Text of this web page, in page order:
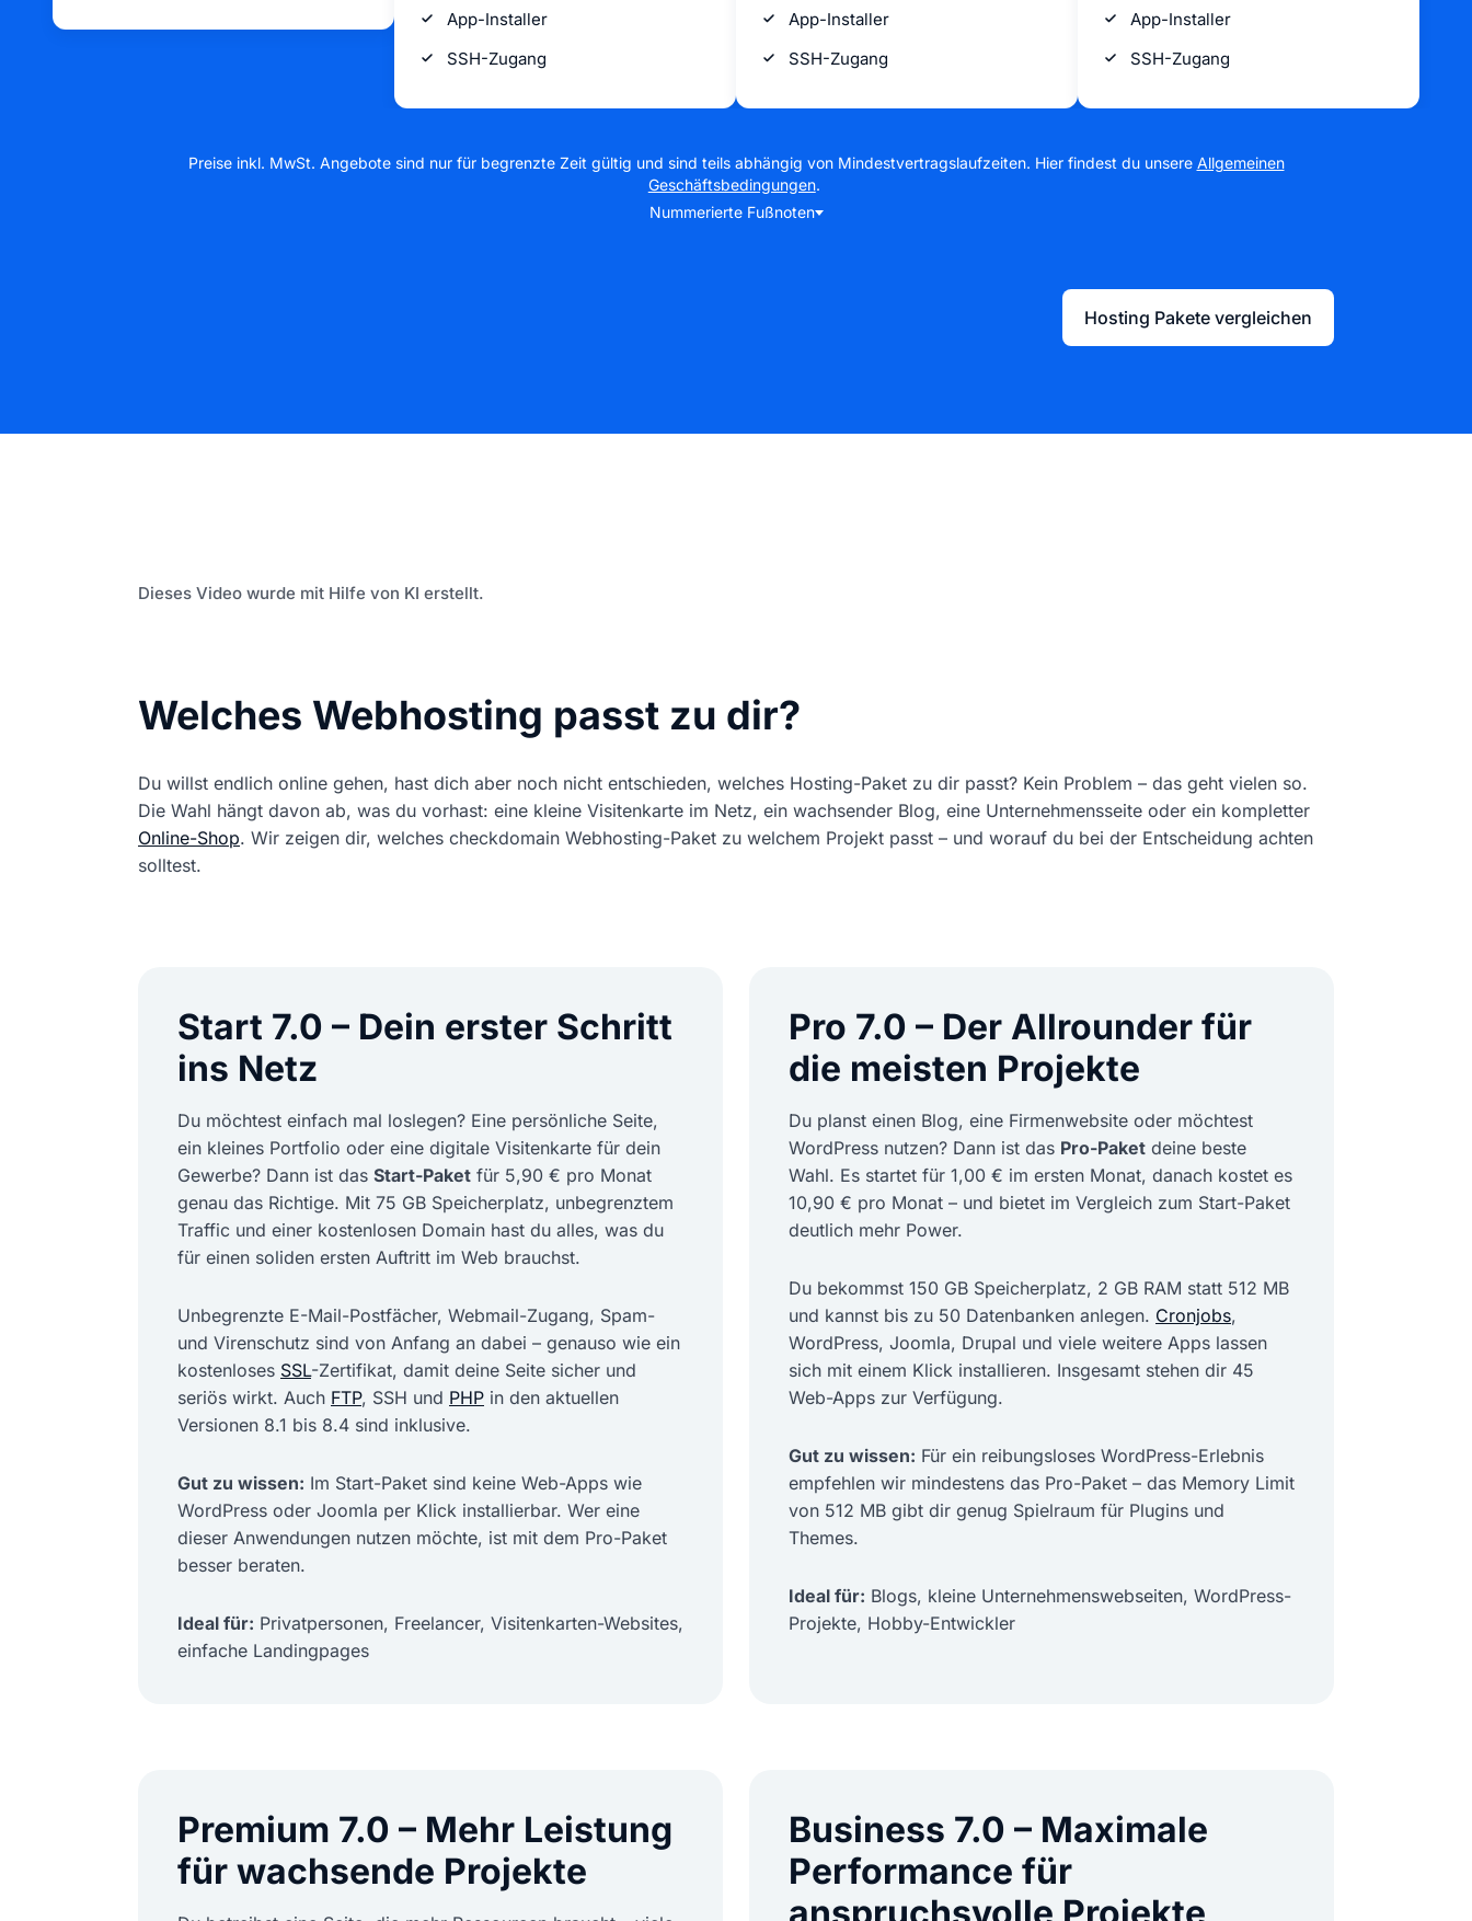
App-Installer
SSH-Zugang
App-Installer
SSH-Zugang
App-Installer
SSH-Zugang
Preise inkl. MwSt. Angebote sind nur für begrenzte Zeit gültig und sind teils abhängig von Mindestvertragslaufzeiten. Hier findest du unsere Allgemeinen
Geschäftsbedingungen.
Nummerierte Fußnoten
Hosting Pakete vergleichen
Dieses Video wurde mit Hilfe von KI erstellt.
Welches Webhosting passt zu dir?
Du willst endlich online gehen, hast dich aber noch nicht entschieden, welches Hosting-Paket zu dir passt? Kein Problem – das geht vielen so.
Die Wahl hängt davon ab, was du vorhast: eine kleine Visitenkarte im Netz, ein wachsender Blog, eine Unternehmensseite oder ein kompletter
Online-Shop. Wir zeigen dir, welches checkdomain Webhosting-Paket zu welchem Projekt passt – und worauf du bei der Entscheidung achten
solltest.
Start 7.0 – Dein erster Schritt
ins Netz
Du möchtest einfach mal loslegen? Eine persönliche Seite,
ein kleines Portfolio oder eine digitale Visitenkarte für dein
Gewerbe? Dann ist das Start-Paket für 5,90 € pro Monat
genau das Richtige. Mit 75 GB Speicherplatz, unbegrenztem
Traffic und einer kostenlosen Domain hast du alles, was du
für einen soliden ersten Auftritt im Web brauchst.
Unbegrenzte E-Mail-Postfächer, Webmail-Zugang, Spam-
und Virenschutz sind von Anfang an dabei – genauso wie ein
kostenloses SSL-Zertifikat, damit deine Seite sicher und
seriös wirkt. Auch FTP, SSH und PHP in den aktuellen
Versionen 8.1 bis 8.4 sind inklusive.
Gut zu wissen: Im Start-Paket sind keine Web-Apps wie
WordPress oder Joomla per Klick installierbar. Wer eine
dieser Anwendungen nutzen möchte, ist mit dem Pro-Paket
besser beraten.
Ideal für: Privatpersonen, Freelancer, Visitenkarten-Websites,
einfache Landingpages
Pro 7.0 – Der Allrounder für
die meisten Projekte
Du planst einen Blog, eine Firmenwebsite oder möchtest
WordPress nutzen? Dann ist das Pro-Paket deine beste
Wahl. Es startet für 1,00 € im ersten Monat, danach kostet es
10,90 € pro Monat – und bietet im Vergleich zum Start-Paket
deutlich mehr Power.
Du bekommst 150 GB Speicherplatz, 2 GB RAM statt 512 MB
und kannst bis zu 50 Datenbanken anlegen. Cronjobs,
WordPress, Joomla, Drupal und viele weitere Apps lassen
sich mit einem Klick installieren. Insgesamt stehen dir 45
Web-Apps zur Verfügung.
Gut zu wissen: Für ein reibungsloses WordPress-Erlebnis
empfehlen wir mindestens das Pro-Paket – das Memory Limit
von 512 MB gibt dir genug Spielraum für Plugins und
Themes.
Ideal für: Blogs, kleine Unternehmenswebseiten, WordPress-
Projekte, Hobby-Entwickler
Premium 7.0 – Mehr Leistung
für wachsende Projekte
Business 7.0 – Maximale
Performance für